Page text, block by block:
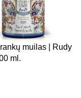
muilas | Rudy
ml.